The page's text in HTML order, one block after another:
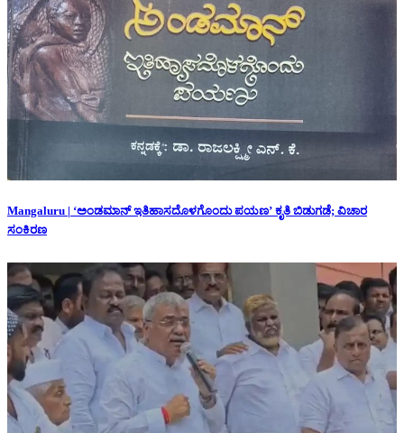
Mangaluru | ‘ಅಂಡಮಾನ್ ಇತಿಹಾಸದೊಳಗೊಂದು ಪಯಣ’ ಕೃತಿ ಬಿಡುಗಡೆ; ವಿಚಾರ
ಸಂಕಿರಣ